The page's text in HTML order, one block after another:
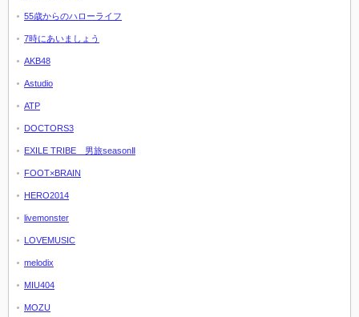
55歳からのハローライフ
7時にあいましょう
AKB48
Astudio
ATP
DOCTORS3
EXILE TRIBE 男旅seasonⅡ
FOOT×BRAIN
HERO2014
livemonster
LOVEMUSIC
melodix
MIU404
MOZU